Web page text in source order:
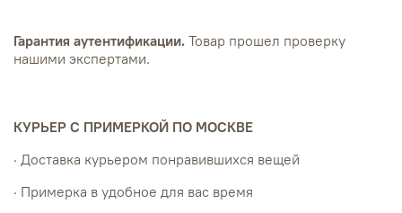
Гарантия аутентификации. Товар прошел проверку
нашими экспертами.
КУРЬЕР С ПРИМЕРКОЙ ПО МОСКВЕ
· Доставка курьером понравившихся вещей
· Примерка в удобное для вас время